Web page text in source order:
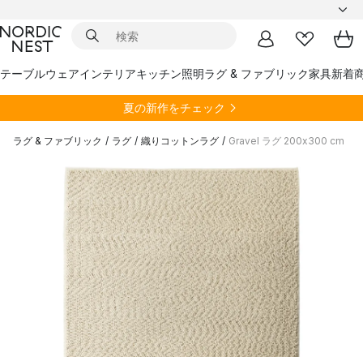
テーブルウェアインテリアキッチン照明ラグ & ファブリック家具新着
夏の新作をチェック
ラグ & ファブリック / ラグ / 織りコットンラグ / Gravel ラグ 200x300 cm